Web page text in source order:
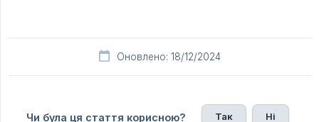
Оновлено: 18/12/2024
Чи була ця стаття корисною? Так Ні